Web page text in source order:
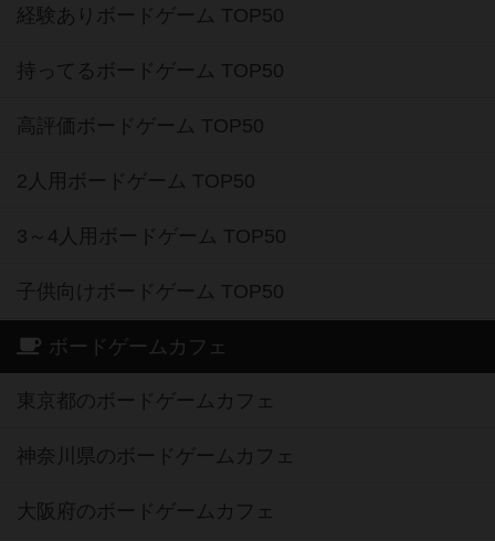
経験ありボードゲーム TOP50
持ってるボードゲーム TOP50
高評価ボードゲーム TOP50
2人用ボードゲーム TOP50
3～4人用ボードゲーム TOP50
子供向けボードゲーム TOP50
ボードゲームカフェ
東京都のボードゲームカフェ
神奈川県のボードゲームカフェ
大阪府のボードゲームカフェ